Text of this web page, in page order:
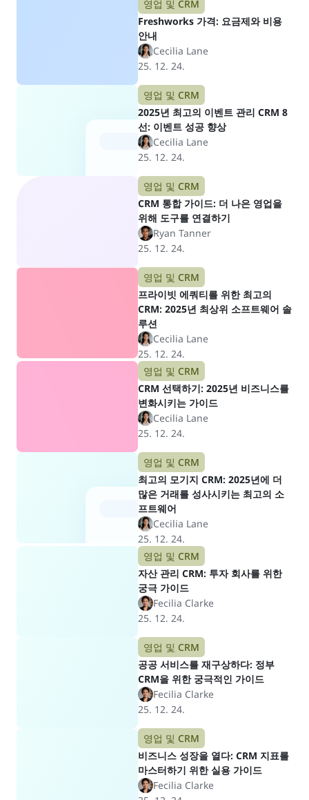
영업 및 CRM
Freshworks 가격: 요금제와 비용
안내
Cecilia Lane
25. 12. 24.
영업 및 CRM
2025년 최고의 이벤트 관리 CRM 8
선: 이벤트 성공 향상
Cecilia Lane
25. 12. 24.
영업 및 CRM
CRM 통합 가이드: 더 나은 영업을
위해 도구를 연결하기
Ryan Tanner
25. 12. 24.
영업 및 CRM
프라이빗 에쿼티를 위한 최고의
CRM: 2025년 최상위 소프트웨어 솔
루션
Cecilia Lane
25. 12. 24.
영업 및 CRM
CRM 선택하기: 2025년 비즈니스를
변화시키는 가이드
Cecilia Lane
25. 12. 24.
영업 및 CRM
최고의 모기지 CRM: 2025년에 더
많은 거래를 성사시키는 최고의 소
프트웨어
Cecilia Lane
25. 12. 24.
영업 및 CRM
자산 관리 CRM: 투자 회사를 위한
궁극 가이드
Fecilia Clarke
25. 12. 24.
영업 및 CRM
공공 서비스를 재구상하다: 정부
CRM을 위한 궁극적인 가이드
Fecilia Clarke
25. 12. 24.
영업 및 CRM
비즈니스 성장을 열다: CRM 지표를
마스터하기 위한 실용 가이드
Fecilia Clarke